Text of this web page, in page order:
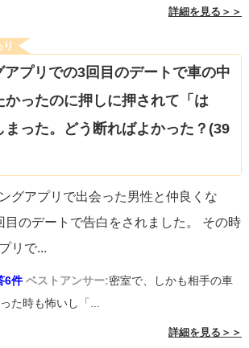
を持っていないと成立しないので、狙
めしません。
の感情も湧きやすいですから、「3回
まり意識されない方が良いと思いま
っています。
詳細を見る＞＞
アプリでの3回目のデートで車の中
かったのに押しに押されて「は
まった。どう断ればよかった？(39
グアプリで出会った男性と仲良くな
目のデートで告白をされました。 その時
リで...
6件 ベストアンサー:密室で、しかも相手の車
た時も怖いし「...
詳細を見る＞＞